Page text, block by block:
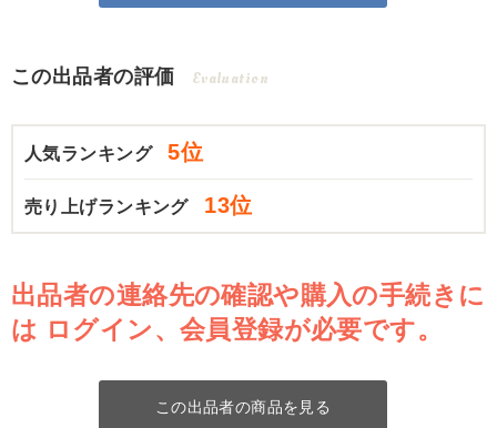
この出品者の評価 Evaluation
人気ランキング 5位
売り上げランキング 13位
出品者の連絡先の確認や購入の手続きに
は ログイン、会員登録が必要です。
この出品者の商品を見る